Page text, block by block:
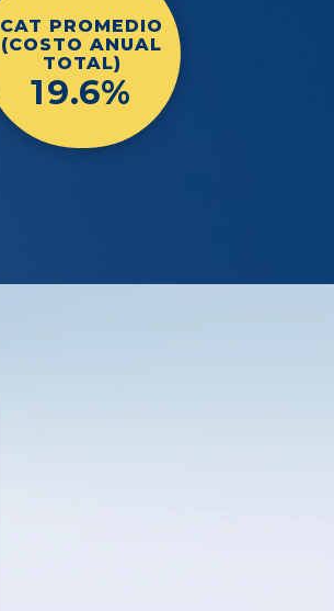
CAT PROMEDIO
(COSTO ANUAL
TOTAL)
19.6%